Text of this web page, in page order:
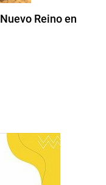
Reino en